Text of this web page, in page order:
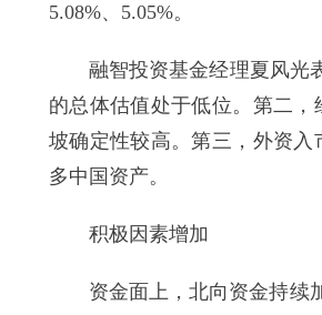
5.08%、5.05%。
融智投资基金经理夏风光表
的总体估值处于低位。第二
坡确定性较高。第三，外资
多中国资产。
积极因素增加
资金面上，北向资金持续加